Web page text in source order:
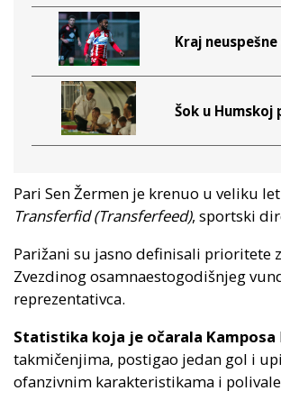
Kraj
Šok u
Pari Sen Žermen je krenuo u veliku
Transferfid (Transferfeed), sportski
Parižani su jasno definisali prioritete
Zvezdinog osamnaestogodišnjeg
reprezentativca.
Statistika koja je očarala Kamposa
takmičenjima, postigao jedan gol i
ofanzivnim karakteristikama i